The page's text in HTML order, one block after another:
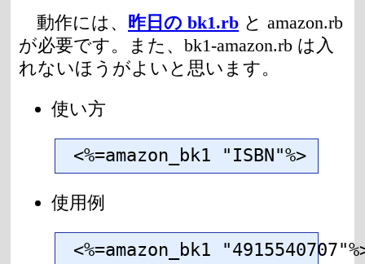
動作には、 昨日の bk1.rb と amazon.rb
が必要です。また、bk1-amazon.rb は入
れないほうがよいと思います。
使い方
<%=amazon_bk1 "ISBN"%>
使用例
<%=amazon_bk1